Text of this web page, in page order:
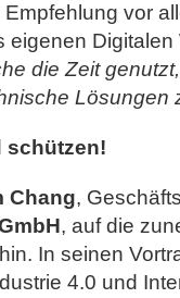
Empfehlung vor
eigenen
die Zeit
Lösungen
schützen!
Chang,
, auf die
In seinen
4.0 und